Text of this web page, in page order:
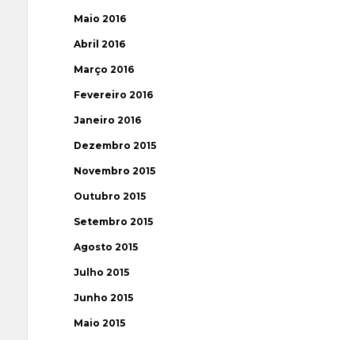
Maio 2016
Abril 2016
Março 2016
Fevereiro 2016
Janeiro 2016
Dezembro 2015
Novembro 2015
Outubro 2015
Setembro 2015
Agosto 2015
Julho 2015
Junho 2015
Maio 2015